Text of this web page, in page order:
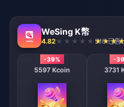
WeSing K幣
4.82 516 已售
-39%
5597 Kcoin
-
3731